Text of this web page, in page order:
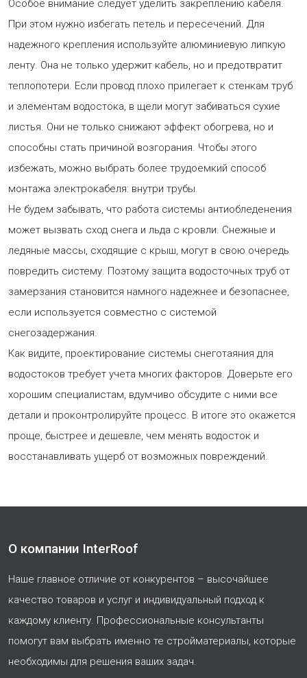
Особое внимание следует уделить закреплению кабеля.
При этом нужно избегать петель и пересечений. Для
надежного крепления используйте алюминиевую липкую
ленту. Она не только удержит кабель, но и предотвратит
теплопотери. Если провод плохо прилегает к стенкам труб
и элементам водостока, в щели могут забиваться сухие
листья. Они не только снижают эффект обогрева, но и
способны стать причиной возгорания. Чтобы этого
избежать, можно выбрать более трудоемкий способ
монтажа электрокабеля: внутри трубы.
Не будем забывать, что работа системы антиобледенения
может вызвать сход снега и льда с кровли. Снежные и
ледяные массы, сходящие с крыш, могут в свою очередь
повредить систему. Поэтому защита водосточных труб от
замерзания становится намного надежнее и безопаснее,
если используется совместно с системой
снегозадержания.
Как видите, проектирование системы снеготаяния для
водостоков требует учета многих факторов. Доверьте его
хорошим специалистам, вдумчиво обсудите с ними все
детали и проконтролируйте процесс. В итоге это окажется
проще, быстрее и дешевле, чем менять водосток и
восстанавливать ущерб от возможных повреждений.
О компании InterRoof
Наше главное отличие от конкурентов – высочайшее
качество товаров и услуг и индивидуальный подход к
каждому клиенту. Профессиональные консультанты
помогут вам выбрать именно те стройматериалы, которые
необходимы для решения ваших задач.